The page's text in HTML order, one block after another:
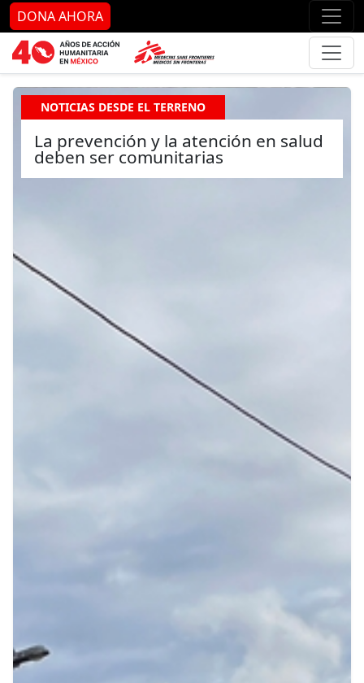
Ir al contenido principal Ir
DONA AHORA
NOTICIAS DESDE EL TERRENO
La prevención y la atención en salud
deben ser comunitarias